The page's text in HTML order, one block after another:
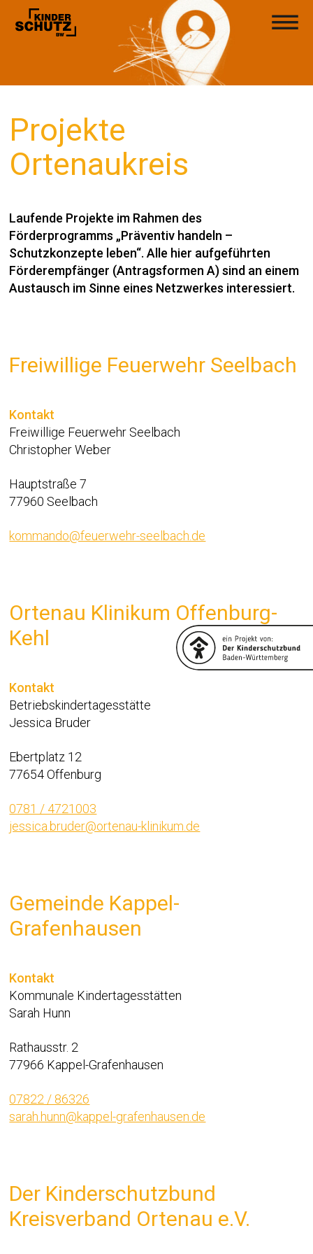
Projekte
Ortenaukreis
Laufende Projekte im Rahmen des
Förderprogramms „Präventiv handeln –
Schutzkonzepte leben“. Alle hier aufgeführten
Förderempfänger (Antragsformen A) sind an einem
Austausch im Sinne eines Netzwerkes interessiert.
Freiwillige Feuerwehr Seelbach
Kontakt
Freiwillige Feuerwehr Seelbach
Christopher Weber
Hauptstraße 7
77960 Seelbach
kommando@feuerwehr-seelbach.de
Ortenau Klinikum Offenburg-
Kehl
Kontakt
Betriebskindertagesstätte
Jessica Bruder
Ebertplatz 12
77654 Offenburg
0781 / 4721003
jessica.bruder@ortenau-klinikum.de
Gemeinde Kappel-
Grafenhausen
Kontakt
Kommunale Kindertagesstätten
Sarah Hunn
Rathausstr. 2
77966 Kappel-Grafenhausen
07822 / 86326
sarah.hunn@kappel-grafenhausen.de
Der Kinderschutzbund
Kreisverband Ortenau e.V.